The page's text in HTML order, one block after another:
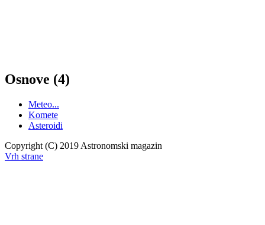
Osnove (4)
Meteo...
Komete
Asteroidi
Copyright (C) 2019 Astronomski magazin
Vrh strane